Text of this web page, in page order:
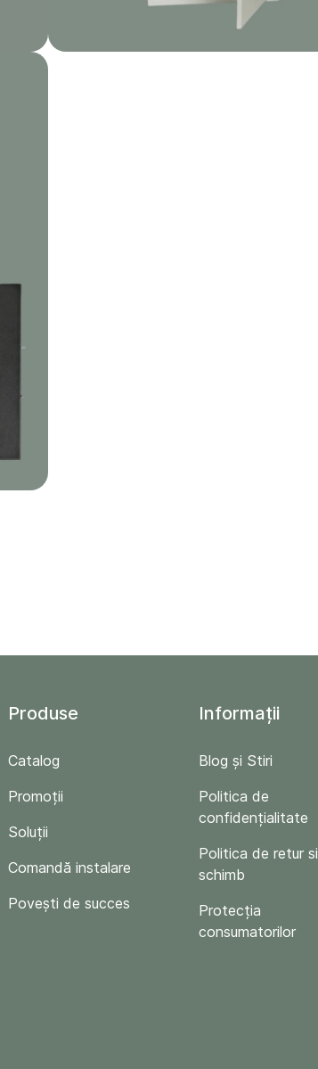
Produse
Catalog
Promoții
Soluții
Comandă instalare
Povești de succes
Informații
Blog și Stiri
Politica de
confidențialitate
Politica de retur si
schimb
Protecția
consumatorilor